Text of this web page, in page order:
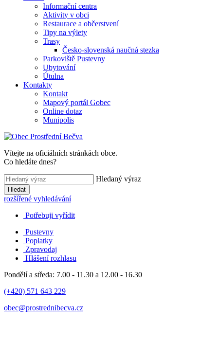
Informační centra
Aktivity v obci
Restaurace a občerstvení
Tipy na výlety
Trasy
Česko-slovenská naučná stezka
Parkoviště Pustevny
Ubytování
Útulna
Kontakty
Kontakt
Mapový portál Gobec
Online dotaz
Munipolis
Vítejte na oficiálních stránkách obce.
Co hledáte dnes?
Hledaný výraz
Hledat
rozšířené vyhledávání
Potřebuji vyřídit
Pustevny
Poplatky
Zpravodaj
Hlášení rozhlasu
Pondělí a středa: 7.00 - 11.30 a 12.00 - 16.30
(+420) 571 643 229
obec@prostrednibecva.cz